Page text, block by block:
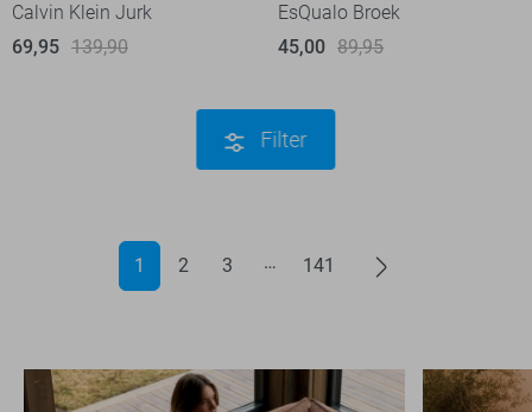
Calvin Klein Jurk
69,95 139,90
EsQualo Broek
45,00 89,95
Filter
1 2 3 141